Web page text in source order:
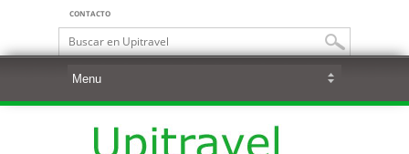
CONTACTO